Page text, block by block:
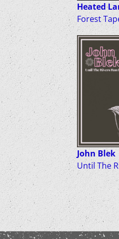
Heated
Forest
John Blek
Until The